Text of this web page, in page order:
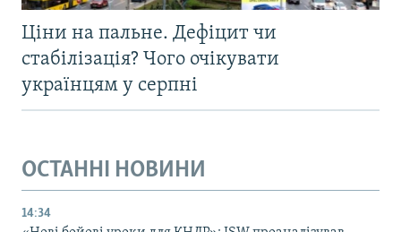
Ціни на пальне. Дефіцит чи
стабілізація? Чого очікувати
українцям у серпні
ОСТАННІ НОВИНИ
14:34